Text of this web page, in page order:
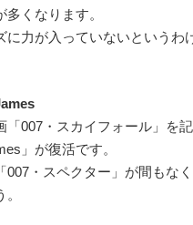
多くなります。
に力が入っていないというわ
「007・スカイフォール」を
」が復活です。
007・スペクター」が間もな